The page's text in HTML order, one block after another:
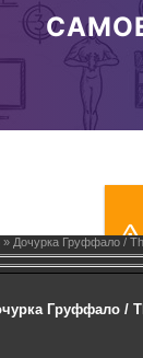
» Дочурка Груффало /
Груффало /